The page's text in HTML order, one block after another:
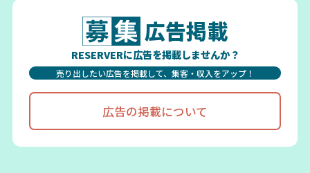
広告掲載
RESERVERに広告を掲載しませんか？
売り出したい広告を掲載して、集客・収入をアップ！
広告の掲載について